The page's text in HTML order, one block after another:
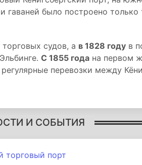
гаваней было построено только
судов, а в 1828 году в
С 1855 года на первом
перевозки между
И СОБЫТИЯ
торговый порт